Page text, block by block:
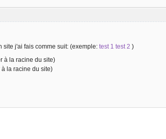
site j'ai fais comme suit: (exemple: test 1 test 2 )
à la racine du site)
la racine du site)